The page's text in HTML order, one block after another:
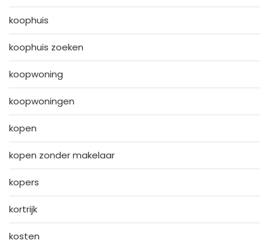
koophuis
koophuis zoeken
koopwoning
koopwoningen
kopen
kopen zonder makelaar
kopers
kortrijk
kosten